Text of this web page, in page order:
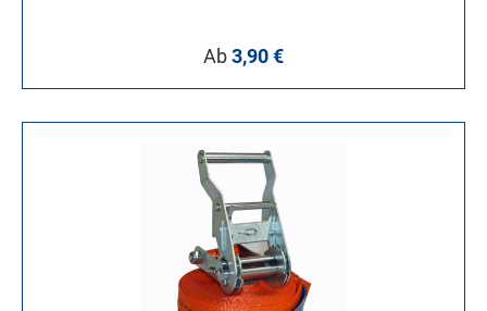
Regulärer Preis:
Ab3,90 €